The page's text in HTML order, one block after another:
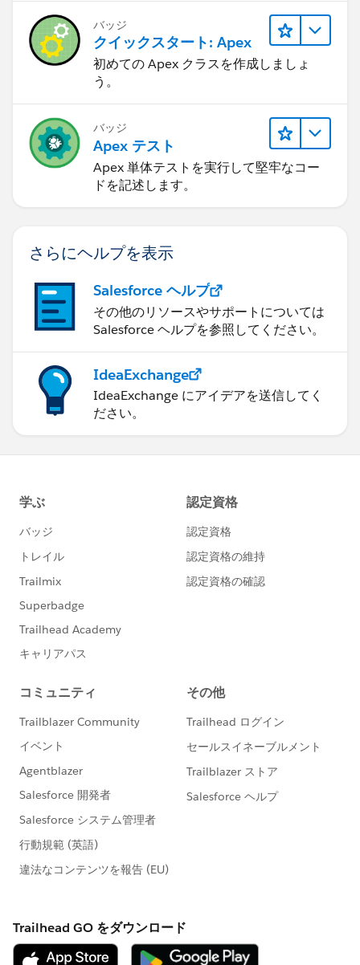
バッジ
クイックスタート: Apex
初めての Apex クラスを作成しましょ
う。
バッジ
Apex テスト
Apex 単体テストを実行して堅牢なコー
ドを記述します。
さらにヘルプを表示
Salesforce ヘルプ
その他のリソースやサポートについては
Salesforce ヘルプを参照してください。
IdeaExchange
IdeaExchange にアイデアを送信してく
ださい。